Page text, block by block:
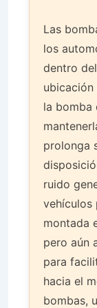
Las
los
dentro
la bomba
prolonga
ruido
vehículos
montada
pero aún
para
hacia el
bombas,